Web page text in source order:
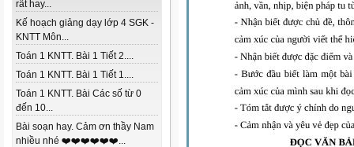
rất hay...
Kế hoạch giảng dạy lớp 4 SGK -
KNTT Môn...
Toán 1 KNTT. Bài 1 Tiết 2....
Toán 1 KNTT. Bài 1 Tiết 1....
Toán 1 KNTT. Bài Các số từ 0
đến 10...
Bài soạn hay. Cảm ơn thầy Nam
nhiều nhé ❤️❤️❤️❤️❤️❤️...